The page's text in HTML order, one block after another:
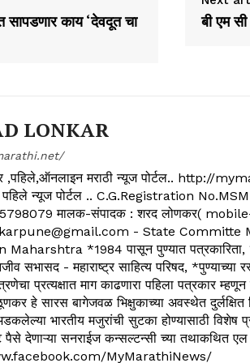
सापडणार काय ‘देवदूत चा
बी एम
LONKAR
,पहिले,ऑनलाइन मराठी न्यूज पोर्टल.. http://
पहिले न्यूज पोर्टल .. C.G.Registration
मालक-संपादक : शरद लोणकर(
- State Committe
*1984 पासून पुण्यात पत्रकारिता,
सभासद - महाराष्ट्र साहित्य परिषद,
प्रत्यक्षात माग काढणारा पहिला पत्रकार
हे सारस बागेजवळ भिक्षुकाच्या अवस्थेत
भारतीय मजुरांची सुटका होण्यासाठी
पैसे देणाऱ्या सनराईज कन्सल्टन्सी च्या तथाकथित
MyMarathiNews/